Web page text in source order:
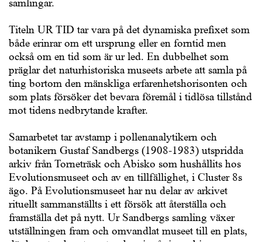
Titeln UR TID tar vara på det dynamiska prefixet som
både erinrar om ett ursprung eller en forntid men
också om en tid som är ur led. En dubbelhet som
präglar det naturhistoriska museets arbete att samla på
ting bortom den mänskliga erfarenhetshorisonten och
som plats försöker det bevara föremål i tidlösa tillstånd
mot tidens nedbrytande krafter.
Samarbetet tar avstamp i pollenanalytikern och
botanikern Gustaf Sandbergs (1908-1983) utspridda
arkiv från Torneträsk och Abisko som hushållits hos
Evolutionsmuseet och av en tillfällighet, i Cluster 8s
ägo. På Evolutionsmuseet har nu delar av arkivet
rituellt sammanställts i ett försök att återställa och
framställa det på nytt. Ur Sandbergs samling växer
utställningen fram och omvandlat museet till en plats,